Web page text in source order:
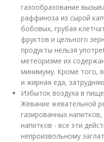
газообразование
раффиноза из сырой
бобовых, грубая
фруктов и цельного
продукты нельзя
метеоризме их
минимуму. Кроме того,
и жирная еда,
Избыток воздуха в
Жевание жевательной
газированных
напитков - все эти
непроизвольному